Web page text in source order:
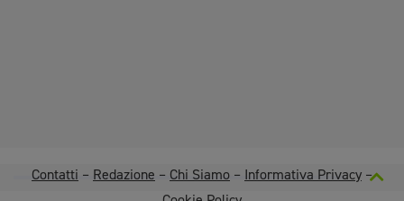
Contatti – Redazione – Chi Siamo – Informativa Privacy –